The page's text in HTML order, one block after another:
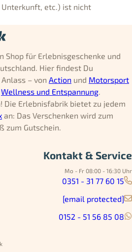
etc.) ist nicht
Shop für Erlebnisgeschenke und
Hier findest Du
– von Action und Motorsport
Wellness und Entspannung
Die Erlebnisfabrik bietet zu jedem
an: Das Verschenken wird zum
zum Gutschein.
Kontakt & Service
Mo - Fr 08:00 - 16:30 Uhr
0351 - 31 77 60 15
[email protected]
0152 - 51 56 85 08